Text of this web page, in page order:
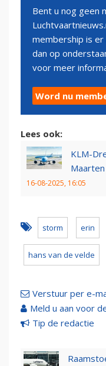
Bent u nog geen
membership is er
dan op
voor meer
Word nu
Lees ook:
KLM-
16-08-2025, 16:05
storm erin
hans van de velde
Verstuur per e-
Meld u aan voor
Tip de redactie